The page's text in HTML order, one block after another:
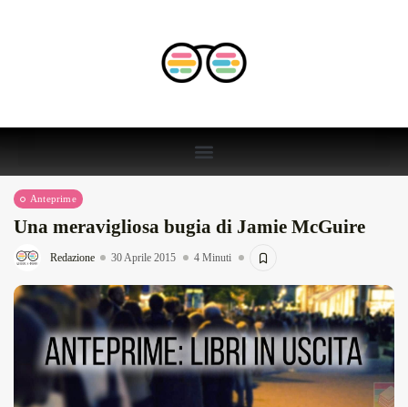
Anteprime
Una meravigliosa bugia di Jamie McGuire
Redazione 30 Aprile 2015 4 Minuti